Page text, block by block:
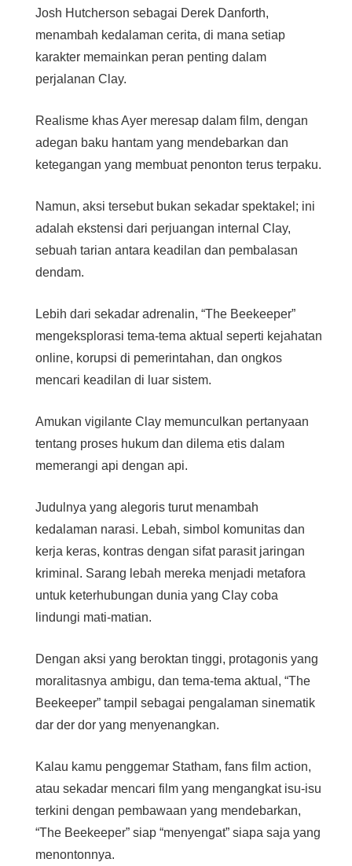
Josh Hutcherson sebagai Derek Danforth,
menambah kedalaman cerita, di mana setiap
karakter memainkan peran penting dalam
perjalanan Clay.
Realisme khas Ayer meresap dalam film, dengan
adegan baku hantam yang mendebarkan dan
ketegangan yang membuat penonton terus terpaku.
Namun, aksi tersebut bukan sekadar spektakel; ini
adalah ekstensi dari perjuangan internal Clay,
sebuah tarian antara keadilan dan pembalasan
dendam.
Lebih dari sekadar adrenalin, “The Beekeeper”
mengeksplorasi tema-tema aktual seperti kejahatan
online, korupsi di pemerintahan, dan ongkos
mencari keadilan di luar sistem.
Amukan vigilante Clay memunculkan pertanyaan
tentang proses hukum dan dilema etis dalam
memerangi api dengan api.
Judulnya yang alegoris turut menambah
kedalaman narasi. Lebah, simbol komunitas dan
kerja keras, kontras dengan sifat parasit jaringan
kriminal. Sarang lebah mereka menjadi metafora
untuk keterhubungan dunia yang Clay coba
lindungi mati-matian.
Dengan aksi yang beroktan tinggi, protagonis yang
moralitasnya ambigu, dan tema-tema aktual, “The
Beekeeper” tampil sebagai pengalaman sinematik
dar der dor yang menyenangkan.
Kalau kamu penggemar Statham, fans film action,
atau sekadar mencari film yang mengangkat isu-isu
terkini dengan pembawaan yang mendebarkan,
“The Beekeeper” siap “menyengat” siapa saja yang
menontonnya.